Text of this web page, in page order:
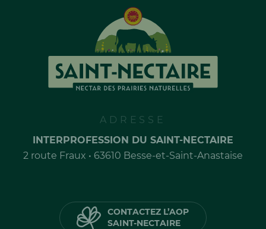
ADRESSE
INTERPROFESSION DU SAINT-NECTAIRE
2 route Fraux • 63610 Besse-et-Saint-Anastaise
CONTACTEZ L’AOP
SAINT-NECTAIRE